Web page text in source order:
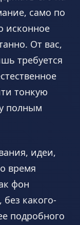
само по
исконное
От вас,
требуется
тонкую
полным
идеи,
время
фон
какого-
подробного